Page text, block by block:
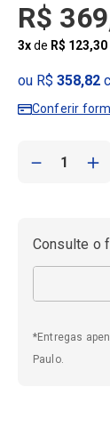
R$ 369
3xde R$ 123,30
ou R$ 358,82
Conferir
＋
－
Consulte o
*Entregas
Paulo.